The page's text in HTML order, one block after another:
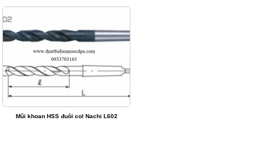
Mũi khoan HSS đuôi col Nachi L602